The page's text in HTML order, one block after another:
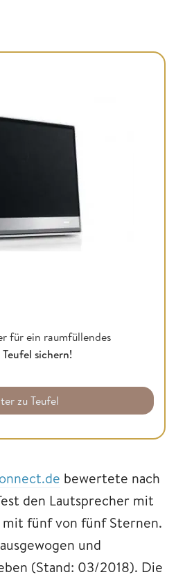
für ein raumfüllendes
sichern!
zu Teufel
bewertete nach
den Lautsprecher mit
mit fünf von fünf Sternen.
und
(Stand: 03/2018). Die